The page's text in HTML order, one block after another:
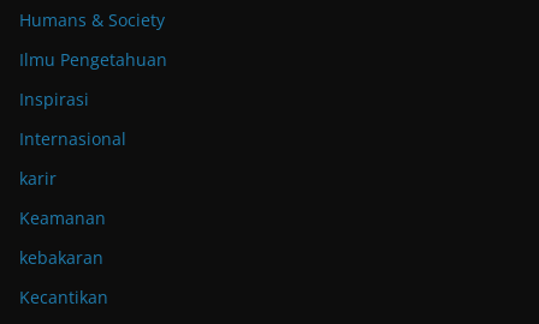
Humans & Society
Ilmu Pengetahuan
Inspirasi
Internasional
karir
Keamanan
kebakaran
Kecantikan